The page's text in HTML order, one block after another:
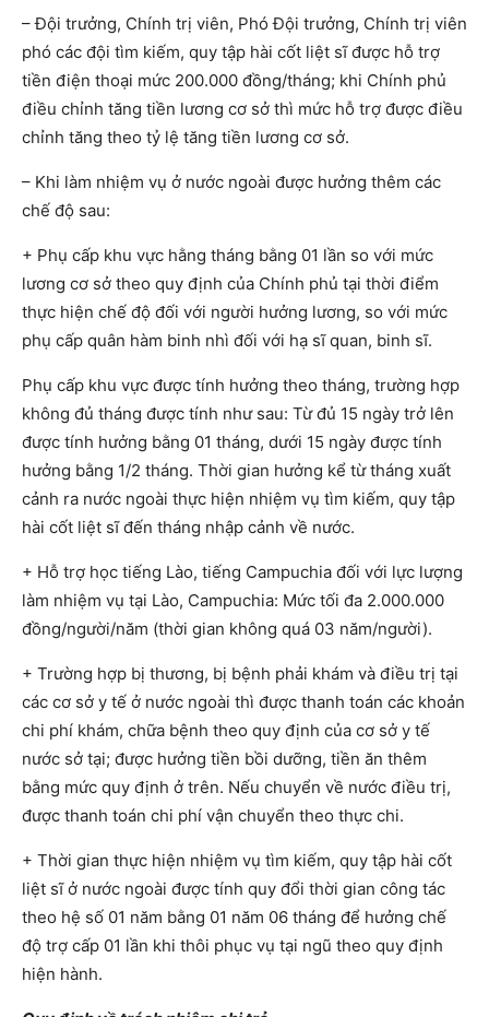
– Đội trưởng, Chính trị viên, Phó Đội trưởng, Chính trị viên
phó các đội tìm kiếm, quy tập hài cốt liệt sĩ được hỗ trợ
tiền điện thoại mức 200.000 đồng/tháng; khi Chính phủ
điều chỉnh tăng tiền lương cơ sở thì mức hỗ trợ được điều
chỉnh tăng theo tỷ lệ tăng tiền lương cơ sở.
– Khi làm nhiệm vụ ở nước ngoài được hưởng thêm các
chế độ sau:
+ Phụ cấp khu vực hằng tháng bằng 01 lần so với mức
lương cơ sở theo quy định của Chính phủ tại thời điểm
thực hiện chế độ đối với người hưởng lương, so với mức
phụ cấp quân hàm binh nhì đối với hạ sĩ quan, binh sĩ.
Phụ cấp khu vực được tính hưởng theo tháng, trường hợp
không đủ tháng được tính như sau: Từ đủ 15 ngày trở lên
được tính hưởng bằng 01 tháng, dưới 15 ngày được tính
hưởng bằng 1/2 tháng. Thời gian hưởng kể từ tháng xuất
cảnh ra nước ngoài thực hiện nhiệm vụ tìm kiếm, quy tập
hài cốt liệt sĩ đến tháng nhập cảnh về nước.
+ Hỗ trợ học tiếng Lào, tiếng Campuchia đối với lực lượng
làm nhiệm vụ tại Lào, Campuchia: Mức tối đa 2.000.000
đồng/người/năm (thời gian không quá 03 năm/người).
+ Trường hợp bị thương, bị bệnh phải khám và điều trị tại
các cơ sở y tế ở nước ngoài thì được thanh toán các khoản
chi phí khám, chữa bệnh theo quy định của cơ sở y tế
nước sở tại; được hưởng tiền bồi dưỡng, tiền ăn thêm
bằng mức quy định ở trên. Nếu chuyển về nước điều trị,
được thanh toán chi phí vận chuyển theo thực chi.
+ Thời gian thực hiện nhiệm vụ tìm kiếm, quy tập hài cốt
liệt sĩ ở nước ngoài được tính quy đổi thời gian công tác
theo hệ số 01 năm bằng 01 năm 06 tháng để hưởng chế
độ trợ cấp 01 lần khi thôi phục vụ tại ngũ theo quy định
hiện hành.